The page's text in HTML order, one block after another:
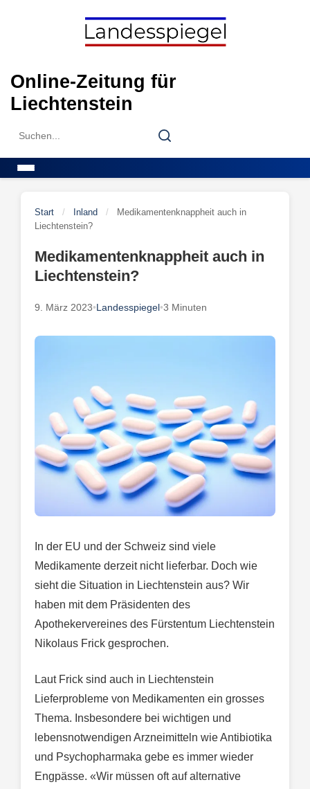
Online-Zeitung für
Liechtenstein
Search
Search
Start / Inland /
Medikamentenknappheit auch in
Liechtenstein?
Medikamentenknappheit auch in
Liechtenstein?
9. März 2023•Landesspiegel•3 Minuten
In der EU und der Schweiz sind viele
Medikamente derzeit nicht lieferbar. Doch wie
sieht die Situation in Liechtenstein aus? Wir
haben mit dem Präsidenten des
Apothekervereines des Fürstentum Liechtenstein
Nikolaus Frick gesprochen.
Laut Frick sind auch in Liechtenstein
Lieferprobleme von Medikamenten ein grosses
Thema. Insbesondere bei wichtigen und
lebensnotwendigen Arzneimitteln wie Antibiotika
und Psychopharmaka gebe es immer wieder
Engpässe. «Wir müssen oft auf alternative